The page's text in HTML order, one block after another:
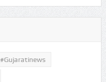
#gujaratinews